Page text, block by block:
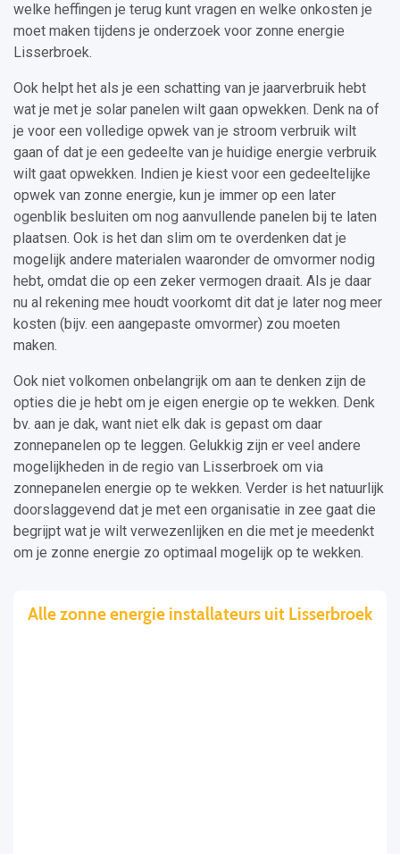
welke heffingen je terug kunt vragen en welke onkosten je
moet maken tijdens je onderzoek voor zonne energie
Lisserbroek.
Ook helpt het als je een schatting van je jaarverbruik hebt
wat je met je solar panelen wilt gaan opwekken. Denk na of
je voor een volledige opwek van je stroom verbruik wilt
gaan of dat je een gedeelte van je huidige energie verbruik
wilt gaat opwekken. Indien je kiest voor een gedeeltelijke
opwek van zonne energie, kun je immer op een later
ogenblik besluiten om nog aanvullende panelen bij te laten
plaatsen. Ook is het dan slim om te overdenken dat je
mogelijk andere materialen waaronder de omvormer nodig
hebt, omdat die op een zeker vermogen draait. Als je daar
nu al rekening mee houdt voorkomt dit dat je later nog meer
kosten (bijv. een aangepaste omvormer) zou moeten
maken.
Ook niet volkomen onbelangrijk om aan te denken zijn de
opties die je hebt om je eigen energie op te wekken. Denk
bv. aan je dak, want niet elk dak is gepast om daar
zonnepanelen op te leggen. Gelukkig zijn er veel andere
mogelijkheden in de regio van Lisserbroek om via
zonnepanelen energie op te wekken. Verder is het natuurlijk
doorslaggevend dat je met een organisatie in zee gaat die
begrijpt wat je wilt verwezenlijken en die met je meedenkt
om je zonne energie zo optimaal mogelijk op te wekken.
Alle zonne energie installateurs uit Lisserbroek